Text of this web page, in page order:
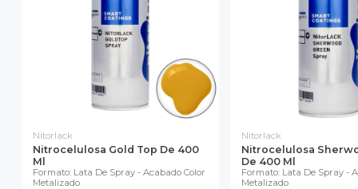
Nitorlack
Nitrocelulosa Gold Top De 400
Ml
Formato: Lata De Spray - Acabado Color
Metalizado
Nitorlack
Nitrocelulosa
De 400 Ml
Formato: Lata De Spray -
Metalizado